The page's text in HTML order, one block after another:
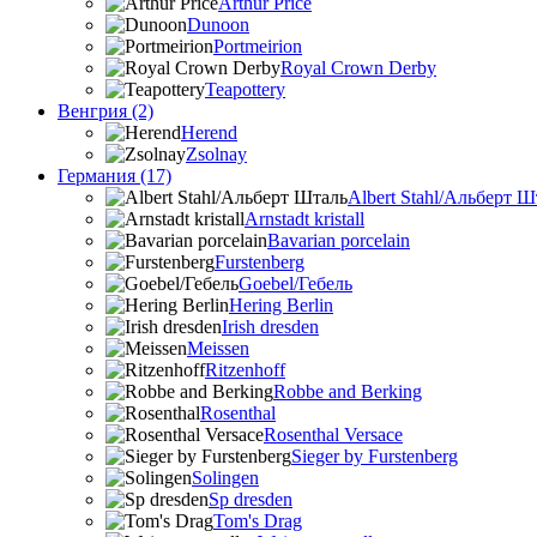
Dunoon
Portmeirion
Royal Crown Derby
Teapottery
Венгрия (2)
Herend
Zsolnay
Германия (17)
Albert Stahl/Альбеpт
Arnstadt kristall
Bavarian porcelain
Furstenberg
Goebel/Гебель
Hering Berlin
Irish dresden
Meissen
Ritzenhoff
Robbe and Berking
Rosenthal
Rosenthal Versace
Sieger by Furstenberg
Solingen
Sp dresden
Tom's Drag